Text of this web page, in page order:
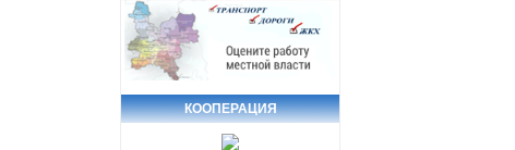
КООПЕРАЦИЯ